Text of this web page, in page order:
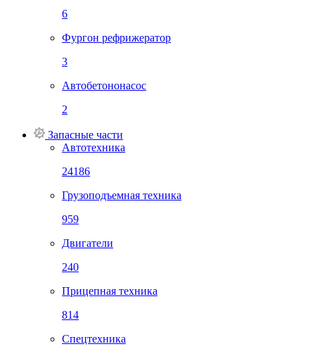
6
Фургон рефрижератор
3
Автобетононасос
2
Запасные части
Автотехника
24186
Грузоподъемная техника
959
Двигатели
240
Прицепная техника
814
Спецтехника